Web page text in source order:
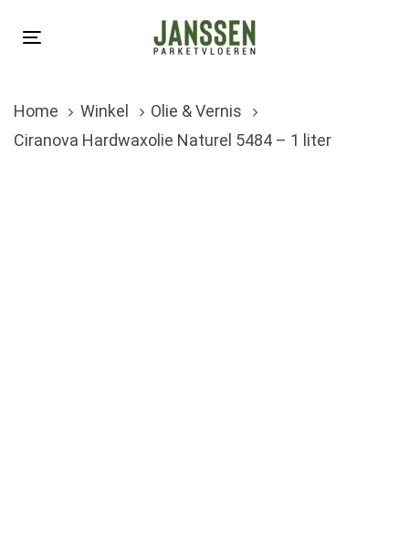
links
navigation
Skip
Toggle
Home
Winkel
Olie & Vernis
Ciranova Hardwaxolie Naturel 5484 – 1 liter